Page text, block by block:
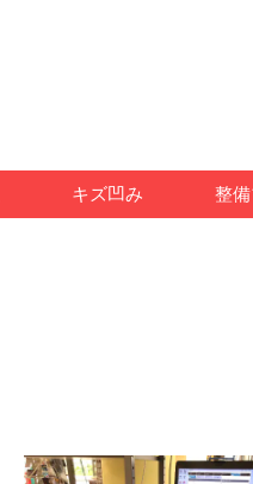
キズ凹み 整